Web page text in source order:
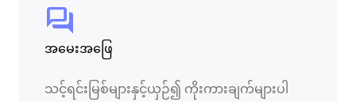
forum
အမေးအဖြေ
သင့်ရင်းမြစ်များနှင့်ယှဉ်၍ ကိုးကားချက်များပါ